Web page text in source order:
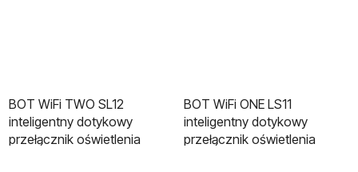
BOT WiFi TWO SL12
inteligentny dotykowy
przełącznik oświetlenia
BOT WiFi ONE LS11
inteligentny dotykowy
przełącznik oświetlenia